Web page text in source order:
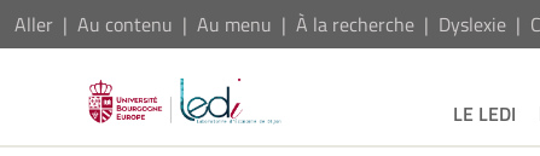
Aller Au contenu Au menu À la recherche Dyslexie
LE LEDI